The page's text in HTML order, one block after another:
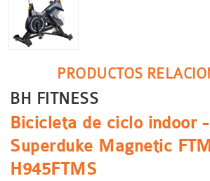
PRODUCTOS
BH FITNESS
Bicicleta de ciclo indoor -
Superduke Magnetic
H945FTMS